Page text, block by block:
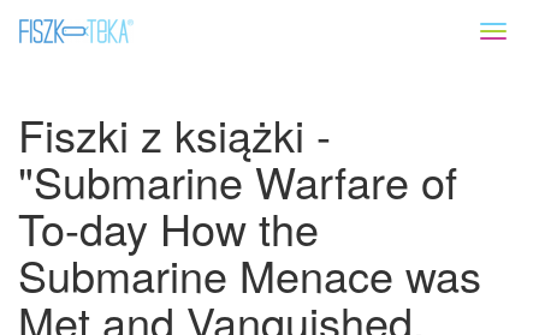
Fiszki z książki -
"Submarine Warfare of
To-day How the
Submarine Menace was
Met and Vanquished,